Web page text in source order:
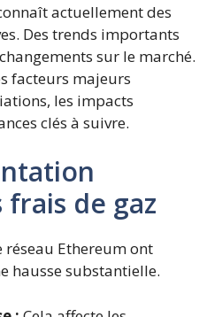
actuellement des
Des trends importants
sur le marché.
facteurs majeurs
les impacts
clés à suivre.
de gaz
réseau Ethereum ont
hausse substantielle.